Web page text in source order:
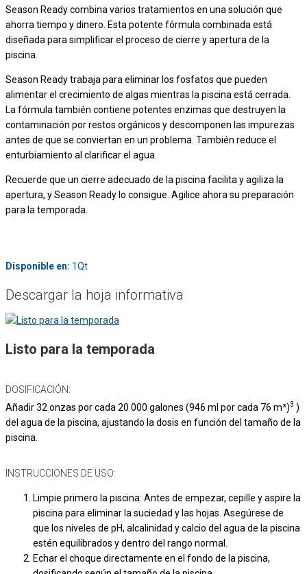
Season Ready combina varios tratamientos en una solución que
ahorra tiempo y dinero. Esta potente fórmula combinada está
diseñada para simplificar el proceso de cierre y apertura de la
piscina.
Season Ready trabaja para eliminar los fosfatos que pueden
alimentar el crecimiento de algas mientras la piscina está cerrada.
La fórmula también contiene potentes enzimas que destruyen la
contaminación por restos orgánicos y descomponen las impurezas
antes de que se conviertan en un problema. También reduce el
enturbiamiento al clarificar el agua.
Recuerde que un cierre adecuado de la piscina facilita y agiliza la
apertura, y Season Ready lo consigue. Agilice ahora su preparación
para la temporada.
Disponible en: 1Qt
Descargar la hoja informativa
Listo para la temporada
DOSIFICACIÓN:
Añadir 32 onzas por cada 20 000 galones (946 ml por cada 76 m³)3 )
del agua de la piscina, ajustando la dosis en función del tamaño de la
piscina.
INSTRUCCIONES DE USO:
Limpie primero la piscina: Antes de empezar, cepille y aspire la
piscina para eliminar la suciedad y las hojas. Asegúrese de
que los niveles de pH, alcalinidad y calcio del agua de la piscina
estén equilibrados y dentro del rango normal.
Echar el choque directamente en el fondo de la piscina,